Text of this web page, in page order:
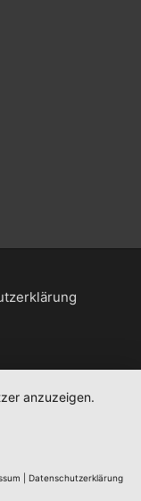
anzuzeigen.
Datenschutzerklärung